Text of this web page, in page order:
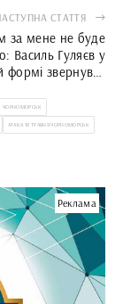
СТАТТЯ
за мене не буде
Василь Гуляєв у
формі звернувся
ЧОРНОМОРСЬК
АТАКА 18 ТРАВНЯ ЧОРНОМОРСЬК
Реклама